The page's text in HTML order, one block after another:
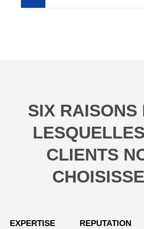
SIX RAISONS
CLIENTS
EXPERTISE
REPUTATION